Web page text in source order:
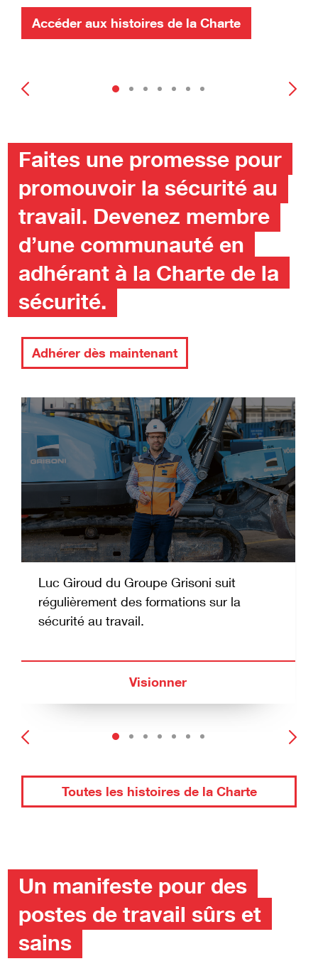
Accéder aux histoires de la Charte
Faites une promesse pour
promouvoir la sécurité au
travail. Devenez membre
d’une communauté en
adhérant à la Charte de la
sécurité.
Adhérer dès maintenant
Luc Giroud du Groupe Grisoni suit
régulièrement des formations sur la
sécurité au travail.
Visionner
Toutes les histoires de la Charte
Un manifeste pour des
postes de travail sûrs et
sains